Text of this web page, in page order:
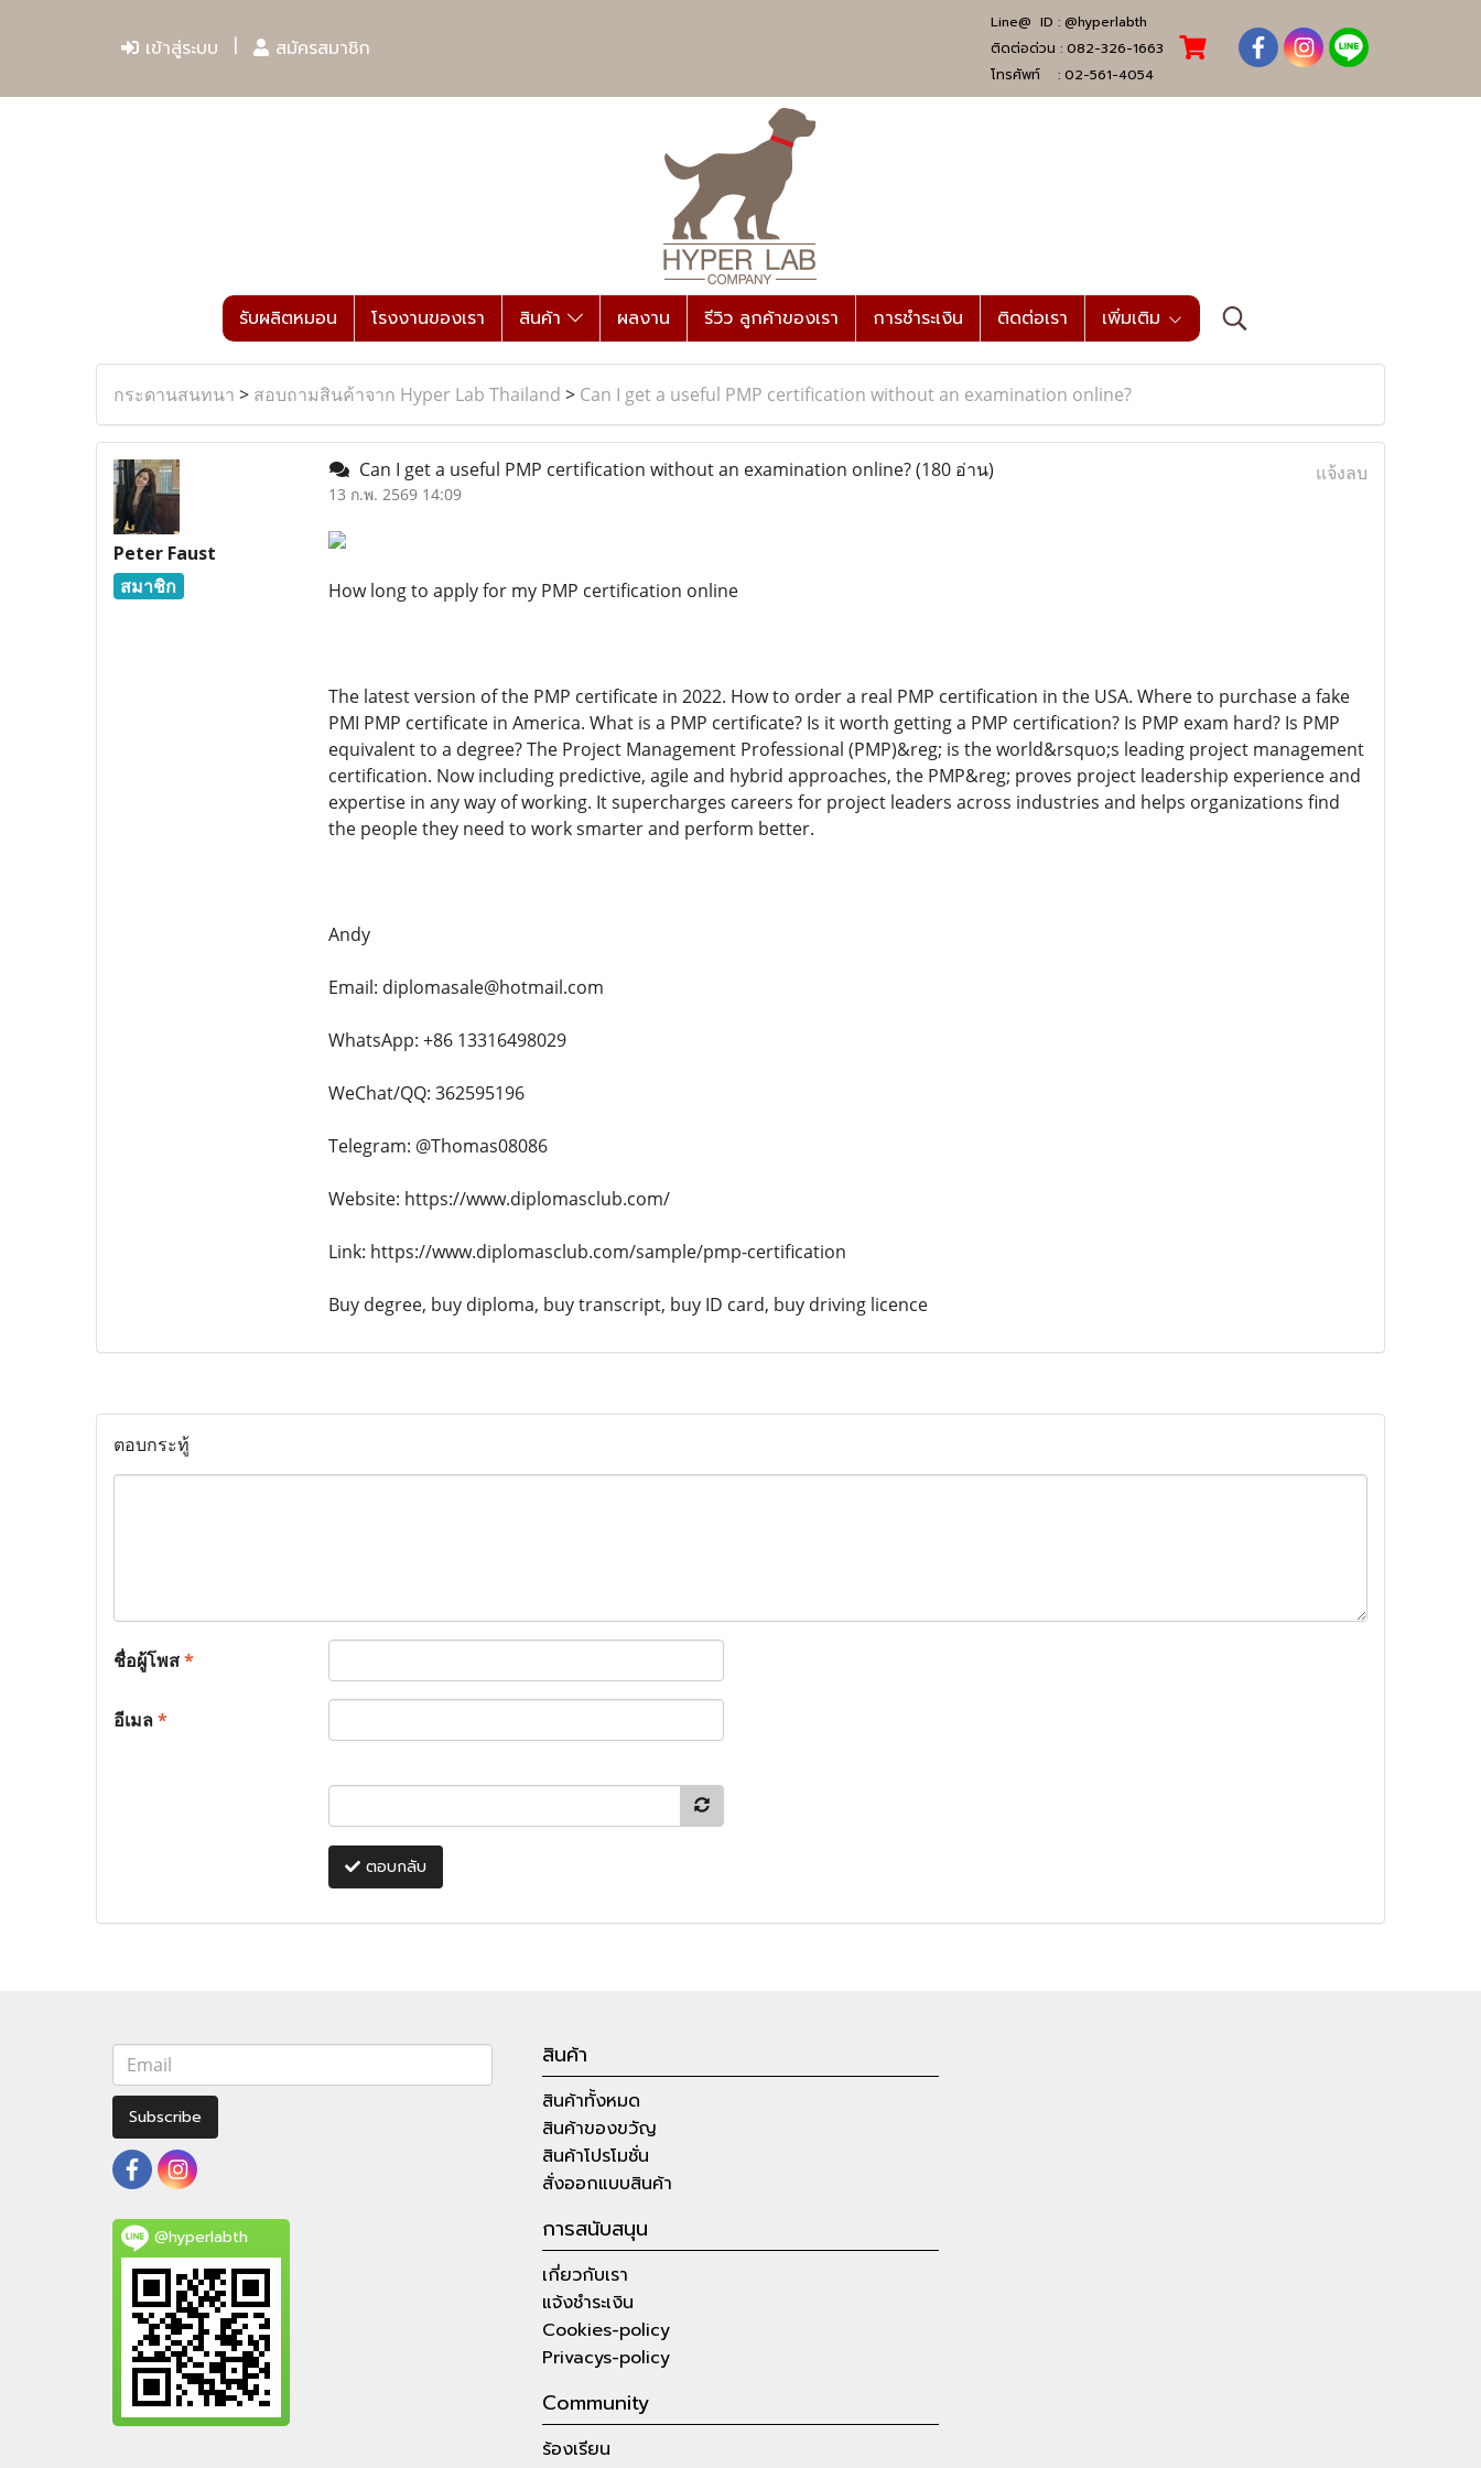
เข้าสู่ระบบ สมัครสมาชิก
Line@ ID : @hyperlabth
ติดต่อด่วน : 082-326-1663
โทรศัพท์ : 02-561-4054
รับผลิตหมอน โรงงานของเรา สินค้า ผลงาน รีวิว ลูกค้าของเรา การชำระเงิน ติดต่อเรา เพิ่มเติม
กระดานสนทนา > สอบถามสินค้าจาก Hyper Lab Thailand > Can I get a useful PMP certification without an examination online?
Peter Faust
สมาชิก
Can I get a useful PMP certification without an examination online?(180 อ่าน)
13 ก.พ. 2569 14:09
แจ้งลบ
How long to apply for my PMP certification online
The latest version of the PMP certificate in 2022. How to order a real PMP certification in the USA. Where to purchase a fake
PMI PMP certificate in America. What is a PMP certificate? Is it worth getting a PMP certification? Is PMP exam hard? Is PMP
equivalent to a degree? The Project Management Professional (PMP)&reg; is the world&rsquo;s leading project management
certification. Now including predictive, agile and hybrid approaches, the PMP&reg; proves project leadership experience and
expertise in any way of working. It supercharges careers for project leaders across industries and helps organizations find
the people they need to work smarter and perform better.
Andy
Email: diplomasale@hotmail.com
WhatsApp: +86 13316498029
WeChat/QQ: 362595196
Telegram: @Thomas08086
Website: https://www.diplomasclub.com/
Link: https://www.diplomasclub.com/sample/pmp-certification
Buy degree, buy diploma, buy transcript, buy ID card, buy driving licence
ตอบกระทู้
ชื่อผู้โพส*
อีเมล*
ตอบกลับ
Subscribe
@hyperlabth
สินค้า
สินค้าทั้งหมด
สินค้าของขวัญ
สินค้าโปรโมชั่น
สั่งออกแบบสินค้า
การสนับสนุน
เกี่ยวกับเรา
แจ้งชำระเงิน
Cookies-policy
Privacys-policy
Community
ร้องเรียน